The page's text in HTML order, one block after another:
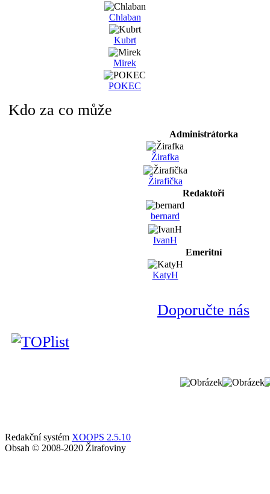
Chlaban
Kubrt
Mirek
POKEC
Kdo za co může
Administrátorka
Žirafka
Žirafička
Redaktoři
bernard
IvanH
Emeritní
KatyH
Doporučte nás
Redakční systém XOOPS 2.5.10
Obsah © 2008-2020 Žirafoviny